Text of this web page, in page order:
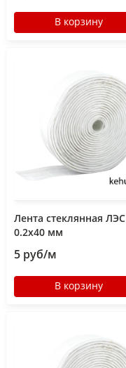
В корзину
Лента стеклянная ЛЭС
0.2х40 мм
5 руб/м
В корзину